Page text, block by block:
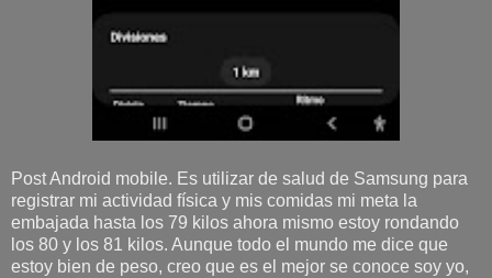
Post Android mobile. Es utilizar de salud de Samsung para
registrar mi actividad física y mis comidas mi meta la
embajada hasta los 79 kilos ahora mismo estoy rondando
los 80 y los 81 kilos. Aunque todo el mundo me dice que
estoy bien de peso, creo que es el mejor se conoce soy yo,